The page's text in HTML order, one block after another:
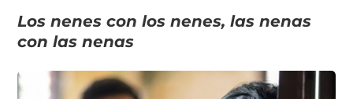
Los nenes con los nenes, las nenas
con las nenas